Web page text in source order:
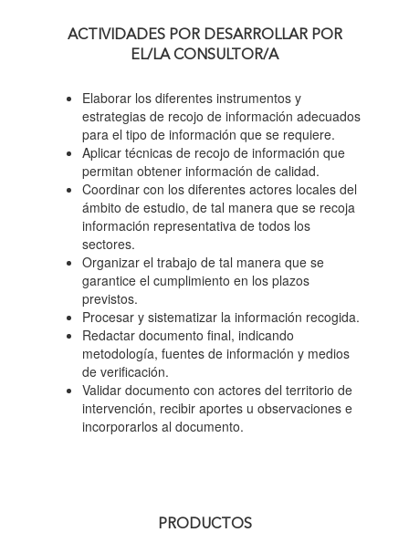
PROVINCIA DE
ACTIVIDADES POR DESARROLLAR POR
EL/LA CONSULTOR/A
Elaborar los diferentes instrumentos y
estrategias de recojo de información adecuados
para el tipo de información que se requiere.
Aplicar técnicas de recojo de información que
permitan obtener información de calidad.
Coordinar con los diferentes actores locales del
ámbito de estudio, de tal manera que se recoja
información representativa de todos los
sectores.
Organizar el trabajo de tal manera que se
garantice el cumplimiento en los plazos
previstos.
Procesar y sistematizar la información recogida.
Redactar documento final, indicando
metodología, fuentes de información y medios
de verificación.
Validar documento con actores del territorio de
intervención, recibir aportes u observaciones e
incorporarlos al documento.
PRODUCTOS